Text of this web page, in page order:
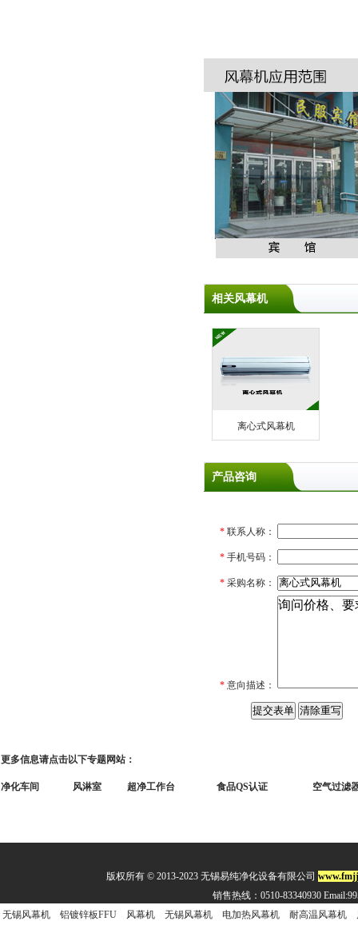
相关风幕机
离心式风幕机
产品咨询
* 联系人称：
* 手机号码：
* 采购名称：
* 意向描述：
更多信息请点击以下专题网站：
净化车间 风淋室 超净工作台 食品QS认证 空气过滤
版权所有 © 2013-2023 无锡易纯净化设备有限公司
销售热线：0510-83340930
无锡风幕机
铝镀锌板FFU 风幕机 无锡风幕机 电加热风幕机 耐高温风幕机